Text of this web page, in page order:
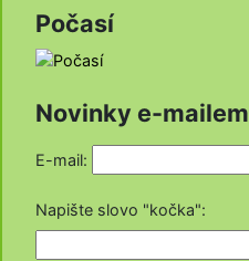
Počasí
Novinky e-mailem
E-mail:
Napište slovo "kočka":